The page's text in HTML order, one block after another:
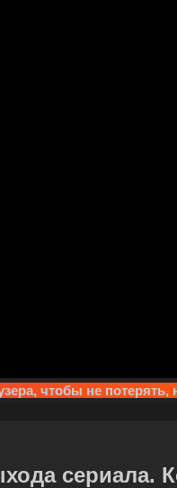
чтобы не
сериала.